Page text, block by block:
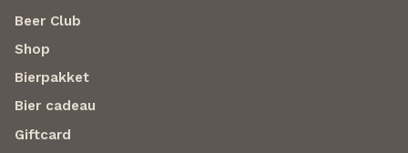
Beer Club
Shop
Bierpakket
Bier cadeau
Giftcard